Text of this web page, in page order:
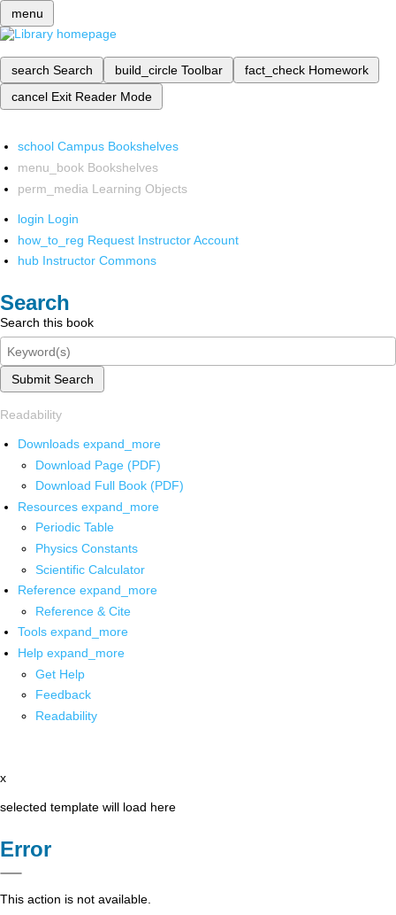
menu
search Search build_circle Toolbar fact_check Homework
cancel Exit Reader Mode
school Campus Bookshelves
menu_book Bookshelves
perm_media Learning Objects
login Login
how_to_reg Request Instructor Account
hub Instructor Commons
Search
Search this book
Submit Search
Readability
Downloads expand_more
Download Page (PDF)
Download Full Book (PDF)
Resources expand_more
Periodic Table
Physics Constants
Scientific Calculator
Reference expand_more
Reference & Cite
Tools expand_more
Help expand_more
Get Help
Feedback
Readability
x
selected template will load here
Error
This action is not available.